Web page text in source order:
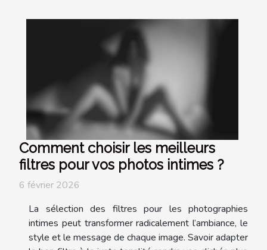
Comment choisir les meilleurs
filtres pour vos photos intimes ?
6 février 2026
La sélection des filtres pour les photographies
intimes peut transformer radicalement l’ambiance, le
style et le message de chaque image. Savoir adapter